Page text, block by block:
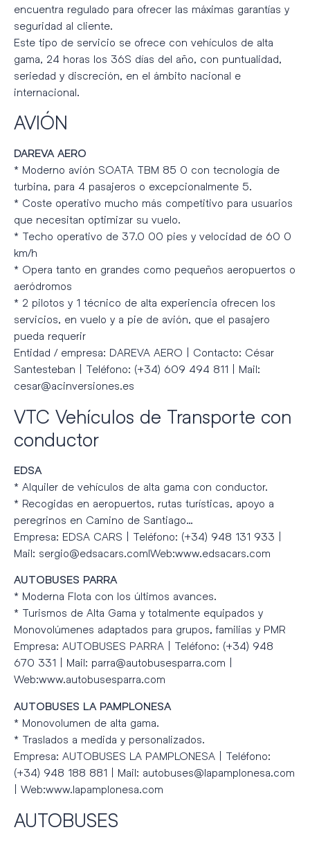
encuentra regulado para ofrecer las máximas garantías y
seguridad al cliente.
Este tipo de servicio se ofrece con vehículos de alta
gama, 24 horas los 36S días del año, con puntualidad,
seriedad y discreción, en el ámbito nacional e
internacional.
AVIÓN
DAREVA AERO
* Moderno avión SOATA TBM 85 0 con tecnología de
turbina, para 4 pasajeros o excepcionalmente 5.
* Coste operativo mucho más competitivo para usuarios
que necesitan optimizar su vuelo.
* Techo operativo de 37.0 00 pies y velocidad de 60 0
km/h
* Opera tanto en grandes como pequeños aeropuertos o
aeródromos
* 2 pilotos y 1 técnico de alta experiencia ofrecen los
servicios, en vuelo y a pie de avión, que el pasajero
pueda requerir
Entidad / empresa: DAREVA AERO | Contacto: César
Santesteban | Teléfono: (+34) 609 494 811 | Mail:
cesar@acinversiones.es
VTC Vehículos de Transporte con
conductor
EDSA
* Alquiler de vehículos de alta gama con conductor.
* Recogidas en aeropuertos, rutas turísticas, apoyo a
peregrinos en Camino de Santiago…
Empresa: EDSA CARS | Teléfono: (+34) 948 131 933 |
Mail: sergio@edsacars.comIWeb:www.edsacars.com
AUTOBUSES PARRA
* Moderna Flota con los últimos avances.
* Turismos de Alta Gama y totalmente equipados y
Monovolúmenes adaptados para grupos, familias y PMR
Empresa: AUTOBUSES PARRA | Teléfono: (+34) 948
670 331 | Mail: parra@autobusesparra.com |
Web:www.autobusesparra.com
AUTOBUSES LA PAMPLONESA
* Monovolumen de alta gama.
* Traslados a medida y personalizados.
Empresa: AUTOBUSES LA PAMPLONESA | Teléfono:
(+34) 948 188 881 | Mail: autobuses@lapamplonesa.com
| Web:www.lapamplonesa.com
AUTOBUSES